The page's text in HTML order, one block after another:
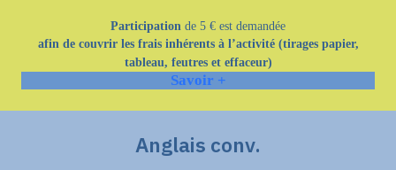
Participation de 5 € est demandée
afin de couvrir les frais inhérents à l’activité (tirages papier,
tableau, feutres et effaceur)
Savoir +
Anglais conv.